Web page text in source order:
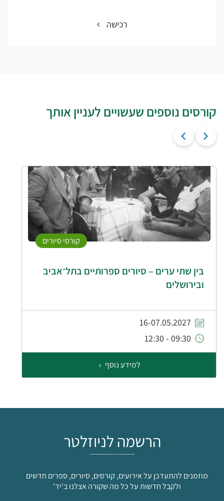
רכישה
קורסים נוספים שעשויים לעניין אותך
קורסי סיורים
בין שתי ערים – סיורים ספרותיים בתל־אביב
ובירושלים
16-07.05.2027
09:30 - 12:30
למידע נוסף
הרשמה לניוזלטר
מוזמנים להתעדכן על אירועים, קורסים, סיורים, ספרים חדשים
ולקבל חדשות על כל מה שקורה אצלנו ב'יד'